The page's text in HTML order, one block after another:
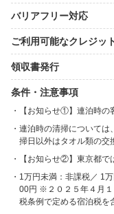
バリアフリー対応
ご利用可能なクレジッ
領収書発行
条件・注意事項
【お知らせ①】連泊時の
連泊時の清掃については
掃日以外はタオル類の交
【お知らせ②】東京都で
1万円未満：非課税／ 1
00円 ※２０２５年４月
税条例で定める宿泊税を